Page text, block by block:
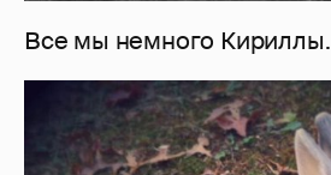
Все мы немного Кириллы.